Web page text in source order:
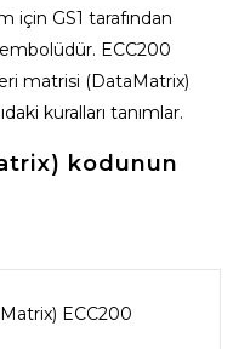
için GS1 tarafından
ECC200
matrisi (DataMatrix)
kuralları tanımlar.
kodunun
ECC200